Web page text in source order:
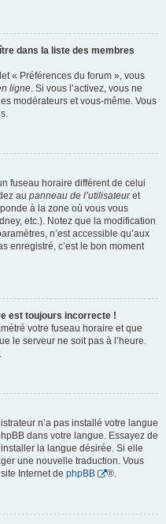
dans la liste des membres
« Préférences du forum », vous
ligne. Si vous l’activez, vous ne
modérateurs et vous-même. Vous
fuseau horaire différent de celui
au panneau de l’utilisateuret
à la zone où vous vous
etc.). Notez que la modification
n’est accessible qu’aux
enregistré, c’est le bon moment
est toujours incorrecte !
votre fuseau horaire et que
le serveur ne soit pas à l’heure.
n’a pas installé votre langue
dans votre langue. Essayez de
la langue désirée. Si elle
une nouvelle traduction. Vous
Internet de phpBB ®.